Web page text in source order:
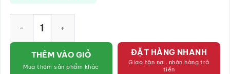
THÊM VÀO GIỎ
Mua thêm sản phẩm khác
ĐẶT HÀNG NHANH
Giao tận nơi, nhận hàng trả
tiền